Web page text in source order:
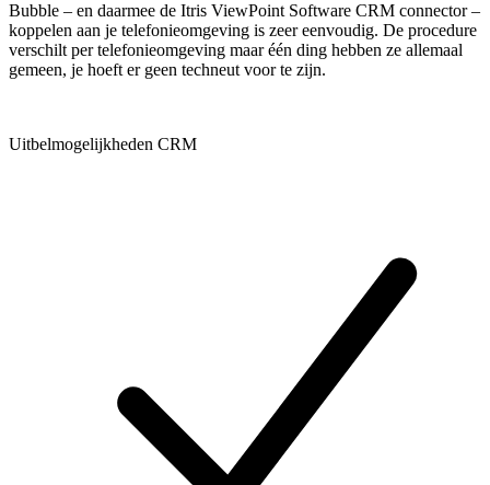
Bubble – en daarmee de Itris ViewPoint Software CRM connector –
koppelen aan je telefonieomgeving is zeer eenvoudig. De procedure
verschilt per telefonieomgeving maar één ding hebben ze allemaal
gemeen, je hoeft er geen techneut voor te zijn.
Uitbelmogelijkheden CRM